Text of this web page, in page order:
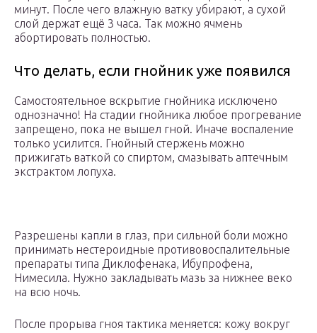
минут. После чего влажную ватку убирают, а сухой
слой держат ещё 3 часа. Так можно ячмень
абортировать полностью.
Что делать, если гнойник уже появился
Самостоятельное вскрытие гнойника исключено
однозначно! На стадии гнойника любое прогревание
запрещено, пока не вышел гной. Иначе воспаление
только усилится. Гнойный стержень можно
прижигать ваткой со спиртом, смазывать аптечным
экстрактом лопуха.
Разрешены капли в глаз, при сильной боли можно
принимать нестероидные противовоспалительные
препараты типа Диклофенака, Ибупрофена,
Нимесила. Нужно закладывать мазь за нижнее веко
на всю ночь.
После прорыва гноя тактика меняется: кожу вокруг